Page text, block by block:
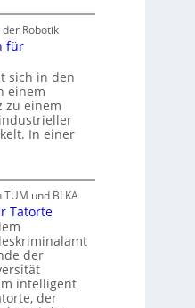
Robotik
für
sich in den
einem
zu einem
In einer
und BLKA
Tatorte
der
intelligent
der